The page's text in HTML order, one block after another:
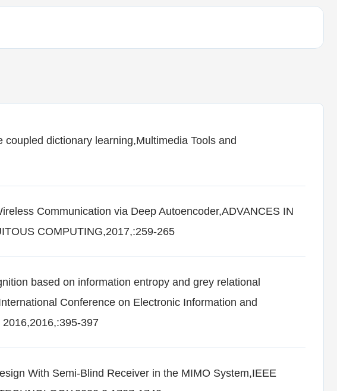
dictionary learning,Multimedia Tools and
Communication via Deep Autoencoder,ADVANCES IN
COMPUTING,2017,:259-265
based on information entropy and grey relational
Conference on Electronic Information and
397
With Semi-Blind Receiver in the MIMO System,IEEE